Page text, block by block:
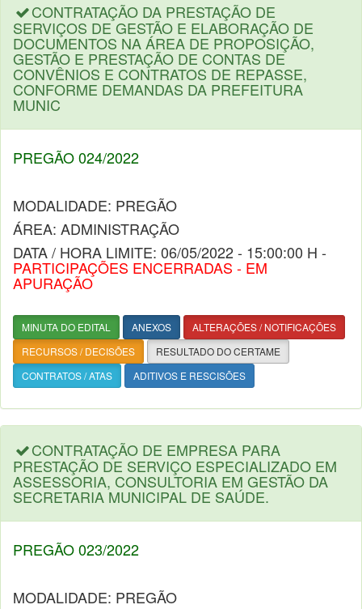
CONTRATAÇÃO DA PRESTAÇÃO DE
SERVIÇOS DE GESTÃO E ELABORAÇÃO DE
DOCUMENTOS NA ÁREA DE PROPOSIÇÃO,
GESTÃO E PRESTAÇÃO DE CONTAS DE
CONVÊNIOS E CONTRATOS DE REPASSE,
CONFORME DEMANDAS DA PREFEITURA
MUNIC
PREGÃO 024/2022
MODALIDADE: PREGÃO
ÁREA: ADMINISTRAÇÃO
DATA / HORA LIMITE: 06/05/2022 - 15:00:00 H -
PARTICIPAÇÕES ENCERRADAS - EM
APURAÇÃO
MINUTA DO EDITAL ANEXOS
ALTERAÇÕES / NOTIFICAÇÕES
RECURSOS / DECISÕES
RESULTADO DO CERTAME
CONTRATOS / ATAS
ADITIVOS E RESCISÕES
CONTRATAÇÃO DE EMPRESA PARA
PRESTAÇÃO DE SERVIÇO ESPECIALIZADO EM
ASSESSORIA, CONSULTORIA EM GESTÃO DA
SECRETARIA MUNICIPAL DE SAÚDE.
PREGÃO 023/2022
MODALIDADE: PREGÃO